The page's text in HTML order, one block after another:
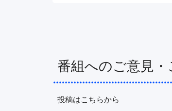
番組へのご意見・
投稿はこちらから